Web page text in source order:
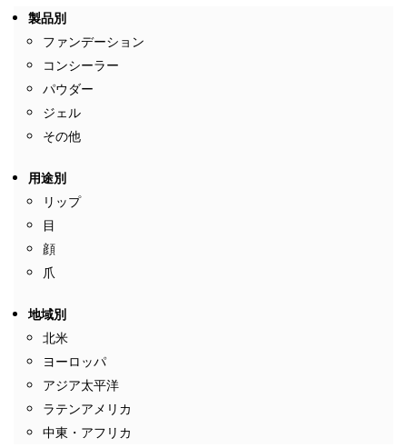
製品別
ファンデーション
コンシーラー
パウダー
ジェル
その他
用途別
リップ
目
顔
爪
地域別
北米
ヨーロッパ
アジア太平洋
ラテンアメリカ
中東・アフリカ